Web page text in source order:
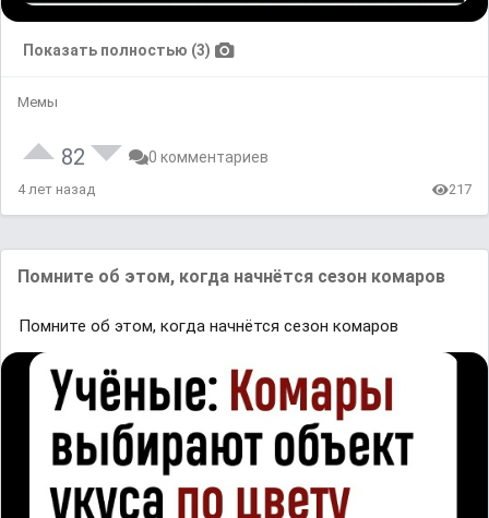
Показать полностью (3)
Мемы
82 0 комментариев
4 лет назад 217
Помните об этом, когда начнётся сезон комаров
Помните об этом, когда начнётся сезон комаров